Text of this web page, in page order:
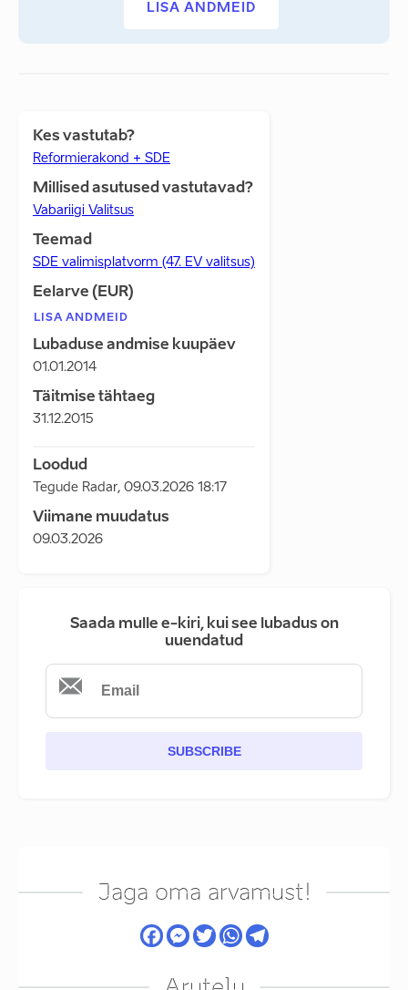
LISA ANDMEID
Kes vastutab?
Reformierakond + SDE
Millised asutused vastutavad?
Vabariigi Valitsus
Teemad
SDE valimisplatvorm (47. EV valitsus)
Eelarve (EUR)
LISA ANDMEID
Lubaduse andmise kuupäev
01.01.2014
Täitmise tähtaeg
31.12.2015
Loodud
Tegude Radar, 09.03.2026 18:17
Viimane muudatus
09.03.2026
Saada mulle e-kiri, kui see lubadus on
uuendatud
SUBSCRIBE
Jaga oma arvamust!